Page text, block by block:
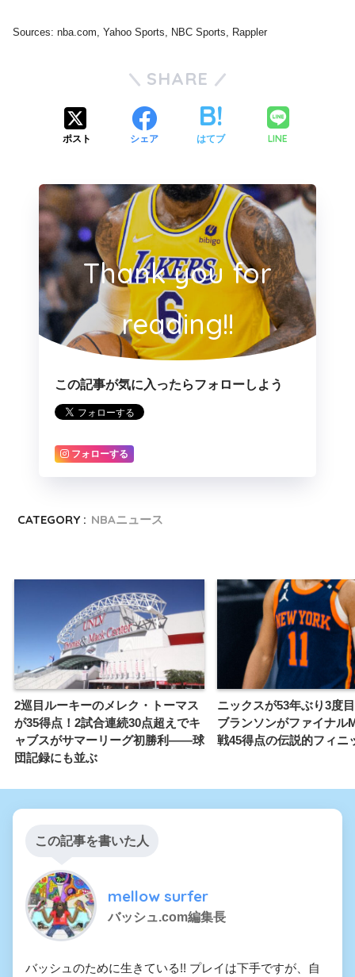
Sources: nba.com, Yahoo Sports, NBC Sports, Rappler
SHARE
ポスト シェア はてブ LINE
Thank you for
reading!!
この記事が気に入ったらフォローしよう
フォローする
CATEGORY : NBAニュース
2巡目ルーキーのメレク・トーマス
が35得点！2試合連続30点超えでキ
ャブスがサマーリーグ初勝利——球
団記録にも並ぶ
ニックスが53年ぶり3度
ブランソンがファイナル
戦45得点の伝説的フィニ
この記事を書いた人
mellow surfer
バッシュ.com編集長
バッシュのために生きている!! プレイは下手ですが、自